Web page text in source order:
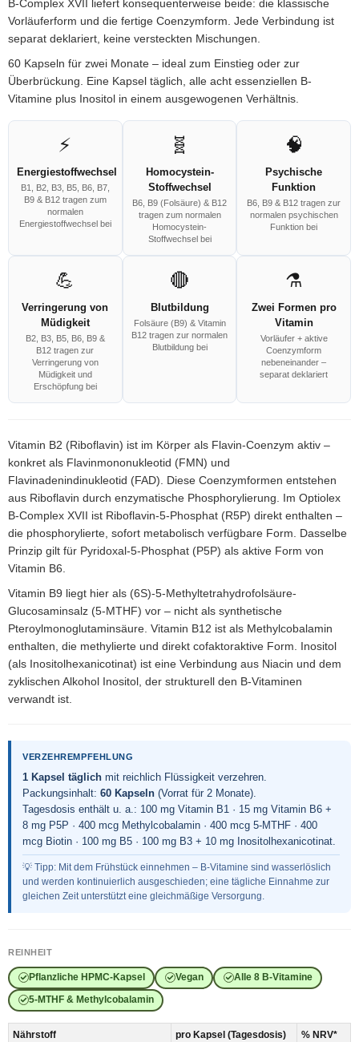
B-Complex XVII liefert konsequenterweise beide: die klassische
Vorläuferform und die fertige Coenzymform. Jede Verbindung ist
separat deklariert, keine versteckten Mischungen.
60 Kapseln für zwei Monate – ideal zum Einstieg oder zur
Überbrückung. Eine Kapsel täglich, alle acht essenziellen B-
Vitamine plus Inositol in einem ausgewogenen Verhältnis.
⚡
Energiestoffwechsel
B1, B2, B3, B5, B6, B7,
B9 & B12 tragen zum
normalen
Energiestoffwechsel bei
🧬
Homocystein-
Stoffwechsel
B6, B9 (Folsäure) & B12
tragen zum normalen
Homocystein-
Stoffwechsel bei
🧠
Psychische
Funktion
B6, B9 & B12 tragen zur
normalen psychischen
Funktion bei
💪
Verringerung von
Müdigkeit
B2, B3, B5, B6, B9 &
B12 tragen zur
Verringerung von
Müdigkeit und
Erschöpfung bei
🔴
Blutbildung
Folsäure (B9) & Vitamin
B12 tragen zur normalen
Blutbildung bei
⚗️
Zwei Formen pro
Vitamin
Vorläufer + aktive
Coenzymform
nebeneinander –
separat deklariert
Vitamin B2 (Riboflavin) ist im Körper als Flavin-Coenzym aktiv –
konkret als Flavinmononukleotid (FMN) und
Flavinadenindinukleotid (FAD). Diese Coenzymformen entstehen
aus Riboflavin durch enzymatische Phosphorylierung. Im Optiolex
B-Complex XVII ist Riboflavin-5-Phosphat (R5P) direkt enthalten –
die phosphorylierte, sofort metabolisch verfügbare Form. Dasselbe
Prinzip gilt für Pyridoxal-5-Phosphat (P5P) als aktive Form von
Vitamin B6.
Vitamin B9 liegt hier als (6S)-5-Methyltetrahydrofolsäure-
Glucosaminsalz (5-MTHF) vor – nicht als synthetische
Pteroylmonoglutaminsäure. Vitamin B12 ist als Methylcobalamin
enthalten, die methylierte und direkt cofaktoraktive Form. Inositol
(als Inositolhexanicotinat) ist eine Verbindung aus Niacin und dem
zyklischen Alkohol Inositol, der strukturell den B-Vitaminen
verwandt ist.
VERZEHREMPFEHLUNG
1 Kapsel täglich mit reichlich Flüssigkeit verzehren.
Packungsinhalt: 60 Kapseln (Vorrat für 2 Monate).
Tagesdosis enthält u. a.: 100 mg Vitamin B1 · 15 mg Vitamin B6 +
8 mg P5P · 400 mcg Methylcobalamin · 400 mcg 5-MTHF · 400
mcg Biotin · 100 mg B5 · 100 mg B3 + 10 mg Inositolhexanicotinat.
💡 Tipp: Mit dem Frühstück einnehmen – B-Vitamine sind wasserlöslich
und werden kontinuierlich ausgeschieden; eine tägliche Einnahme zur
gleichen Zeit unterstützt eine gleichmäßige Versorgung.
REINHEIT
Pflanzliche HPMC-Kapsel Vegan
Alle 8 B-Vitamine
5-MTHF & Methylcobalamin
Nährstoff pro Kapsel (Tagesdosis) % NRV*